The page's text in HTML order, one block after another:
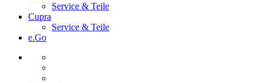
Service & Teile
Cupra
Service & Teile
e.Go